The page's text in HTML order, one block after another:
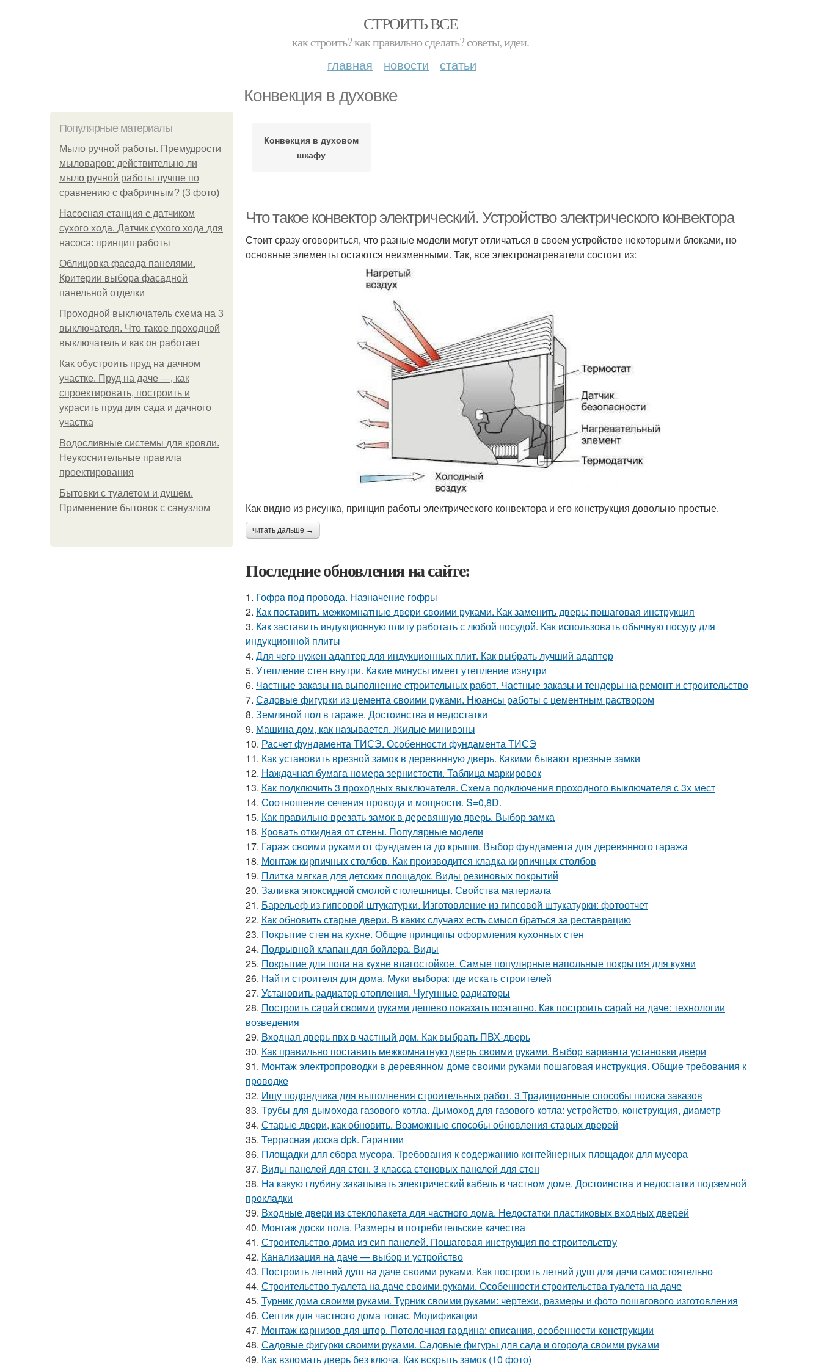
СТРОИТЬ ВСЕ
как строить? как правильно сделать? советы, идеи.
главная новости статьи
Конвекция в духовке
Популярные материалы
Мыло ручной работы. Премудрости
мыловаров: действительно ли
мыло ручной работы лучше по
сравнению с фабричным? (3 фото)
Насосная станция с датчиком
сухого хода. Датчик сухого хода для
насоса: принцип работы
Облицовка фасада панелями.
Критерии выбора фасадной
панельной отделки
Проходной выключатель схема на 3
выключателя. Что такое проходной
выключатель и как он работает
Как обустроить пруд на дачном
участке. Пруд на даче —, как
спроектировать, построить и
украсить пруд для сада и дачного
участка
Водосливные системы для кровли.
Неукоснительные правила
проектирования
Бытовки с туалетом и душем.
Применение бытовок с санузлом
Конвекция в духовом
шкафу
Что такое конвектор электрический. Устройство электрического конвектора
Стоит сразу оговориться, что разные модели могут отличаться в своем устройстве некоторыми блоками, но
основные элементы остаются неизменными. Так, все электронагреватели состоят из:
Как видно из рисунка, принцип работы электрического конвектора и его конструкция довольно простые.
читать дальше →
Последние обновления на сайте:
1. Гофра под провода. Назначение гофры
2. Как поставить межкомнатные двери своими руками. Как заменить дверь: пошаговая инструкция
3. Как заставить индукционную плиту работать с любой посудой. Как использовать обычную посуду для
индукционной плиты
4. Для чего нужен адаптер для индукционных плит. Как выбрать лучший адаптер
5. Утепление стен внутри. Какие минусы имеет утепление изнутри
6. Частные заказы на выполнение строительных работ. Частные заказы и тендеры на ремонт и строительство
7. Садовые фигурки из цемента своими руками. Нюансы работы с цементным раствором
8. Земляной пол в гараже. Достоинства и недостатки
9. Машина дом, как называется. Жилые минивэны
10. Расчет фундамента ТИСЭ. Особенности фундамента ТИСЭ
11. Как установить врезной замок в деревянную дверь. Какими бывают врезные замки
12. Наждачная бумага номера зернистости. Таблица маркировок
13. Как подключить 3 проходных выключателя. Схема подключения проходного выключателя с 3х мест
14. Соотношение сечения провода и мощности. S=0,8D.
15. Как правильно врезать замок в деревянную дверь. Выбор замка
16. Кровать откидная от стены. Популярные модели
17. Гараж своими руками от фундамента до крыши. Выбор фундамента для деревянного гаража
18. Монтаж кирпичных столбов. Как производится кладка кирпичных столбов
19. Плитка мягкая для детских площадок. Виды резиновых покрытий
20. Заливка эпоксидной смолой столешницы. Свойства материала
21. Барельеф из гипсовой штукатурки. Изготовление из гипсовой штукатурки: фотоотчет
22. Как обновить старые двери. В каких случаях есть смысл браться за реставрацию
23. Покрытие стен на кухне. Общие принципы оформления кухонных стен
24. Подрывной клапан для бойлера. Виды
25. Покрытие для пола на кухне влагостойкое. Самые популярные напольные покрытия для кухни
26. Найти строителя для дома. Муки выбора: где искать строителей
27. Установить радиатор отопления. Чугунные радиаторы
28. Построить сарай своими руками дешево показать поэтапно. Как построить сарай на даче: технологии
возведения
29. Входная дверь пвх в частный дом. Как выбрать ПВХ-дверь
30. Как правильно поставить межкомнатную дверь своими руками. Выбор варианта установки двери
31. Монтаж электропроводки в деревянном доме своими руками пошаговая инструкция. Общие требования к
проводке
32. Ищу подрядчика для выполнения строительных работ. 3 Традиционные способы поиска заказов
33. Трубы для дымохода газового котла. Дымоход для газового котла: устройство, конструкция, диаметр
34. Старые двери, как обновить. Возможные способы обновления старых дверей
35. Террасная доска dpk. Гарантии
36. Площадки для сбора мусора. Требования к содержанию контейнерных площадок для мусора
37. Виды панелей для стен. 3 класса стеновых панелей для стен
38. На какую глубину закапывать электрический кабель в частном доме. Достоинства и недостатки подземной
прокладки
39. Входные двери из стеклопакета для частного дома. Недостатки пластиковых входных дверей
40. Монтаж доски пола. Размеры и потребительские качества
41. Строительство дома из сип панелей. Пошаговая инструкция по строительству
42. Канализация на даче — выбор и устройство
43. Построить летний душ на даче своими руками. Как построить летний душ для дачи самостоятельно
44. Строительство туалета на даче своими руками. Особенности строительства туалета на даче
45. Турник дома своими руками. Турник своими руками: чертежи, размеры и фото пошагового изготовления
46. Септик для частного дома топас. Модификации
47. Монтаж карнизов для штор. Потолочная гардина: описания, особенности конструкции
48. Садовые фигурки своими руками. Садовые фигуры для сада и огорода своими руками
49. Как взломать дверь без ключа. Как вскрыть замок (10 фото)